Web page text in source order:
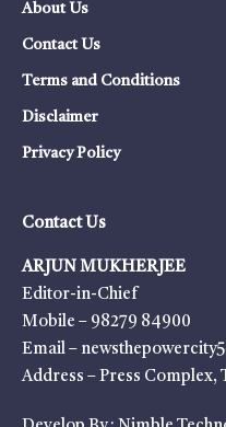
About Us
Contact Us
Terms and Conditions
Disclaimer
Privacy Policy
Contact Us
ARJUN MUKHERJEE
Editor-in-Chief
Mobile – 98279 84900
Email –
Address – Press Complex,